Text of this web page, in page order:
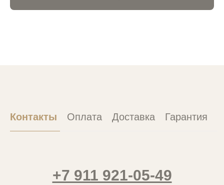
Контакты Оплата Доставка Гарантия
+7 911 921-05-49